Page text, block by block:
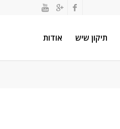
תיקון שיש אודות